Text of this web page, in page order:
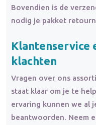
Bovendien is de
nodig je pakket
Klantenservice
klachten
Vragen over ons
staat klaar om je te
ervaring kunnen we al
beantwoorden. Neem